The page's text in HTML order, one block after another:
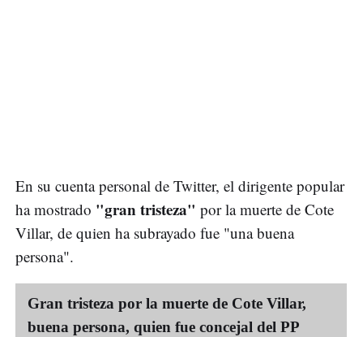
En su cuenta personal de Twitter, el dirigente popular
ha mostrado "gran tristeza" por la muerte de Cote
Villar, de quien ha subrayado fue "una buena
persona".
Gran tristeza por la muerte de Cote Villar,
buena persona, quien fue concejal del PP